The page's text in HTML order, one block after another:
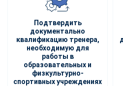
Подтвердить
документально
квалификацию тренера,
необходимую для
работы в
образовательных и
физкультурно-
спортивных учреждениях